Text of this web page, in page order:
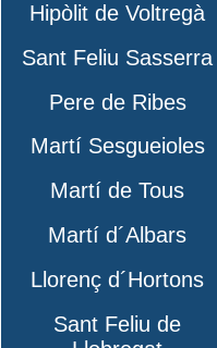
Hipòlit de Voltregà
Sant Feliu Sasserra
Pere de Ribes
Martí Sesgueioles
Martí de Tous
Martí d´Albars
Llorenç d´Hortons
Sant Feliu de